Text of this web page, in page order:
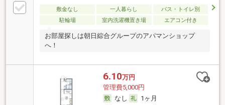
敷金なし 一人暮らし
バス・トイレ別
駐輪場
室内洗濯機置き場 エアコン付き
お部屋探しは朝日綜合グループのアパマンショップ
へ！
6.10万円
管理費5,000円
なし
1ヶ月